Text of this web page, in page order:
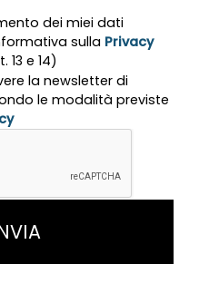
dei miei dati
sulla Privacy
13 e 14)
la newsletter di
le modalità previste